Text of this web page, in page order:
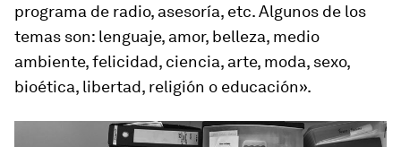
programa de radio, asesoría, etc. Algunos de los
temas son: lenguaje, amor, belleza, medio
ambiente, felicidad, ciencia, arte, moda, sexo,
bioética, libertad, religión o educación».